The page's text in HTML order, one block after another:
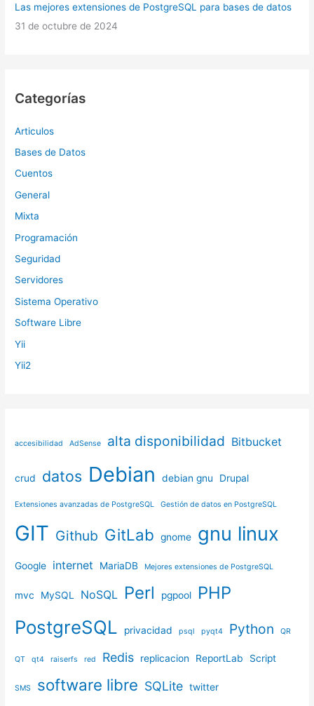
Las mejores extensiones de PostgreSQL para bases de datos
31 de octubre de 2024
Categorías
Articulos
Bases de Datos
Cuentos
General
Mixta
Programación
Seguridad
Servidores
Sistema Operativo
Software Libre
Yii
Yii2
accesibilidad AdSense alta disponibilidad Bitbucket
crud datos Debian debian gnu Drupal
Extensiones avanzadas de PostgreSQL Gestión de datos en PostgreSQL
GIT Github GitLab gnome gnu linux
Google internet MariaDB Mejores extensiones de PostgreSQL
mvc MySQL NoSQL Perl pgpool PHP
PostgreSQL privacidad psql pyqt4 Python QR
QT qt4 raiserfs red Redis replicacion ReportLab Script
SMS software libre SQLite twitter